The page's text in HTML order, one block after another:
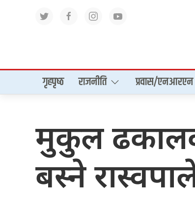
गृहपृष्‍ठ राजनीति प्रवास/एनआरएन
मुकुल
बस्ने